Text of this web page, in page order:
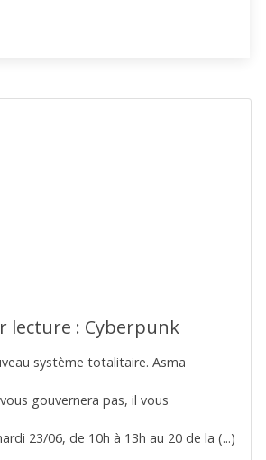
lecture : Cyberpunk
système totalitaire. Asma
gouvernera pas, il vous
23/06, de 10h à 13h au 20 de la (...)